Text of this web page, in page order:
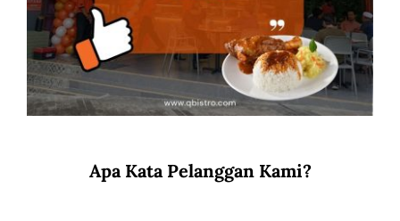
Apa Kata Pelanggan Kami?